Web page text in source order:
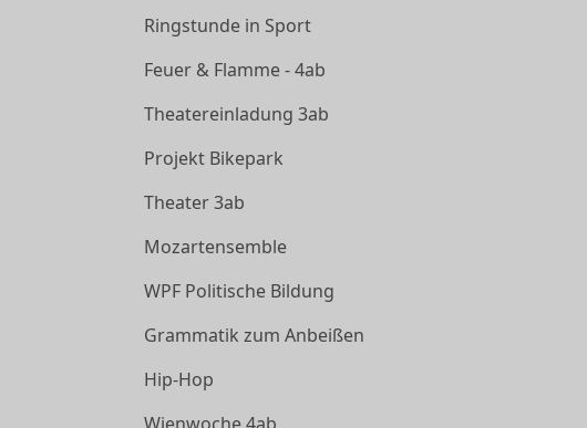
Ringstunde in Sport
Feuer & Flamme - 4ab
Theatereinladung 3ab
Projekt Bikepark
Theater 3ab
Mozartensemble
WPF Politische Bildung
Grammatik zum Anbeißen
Hip-Hop